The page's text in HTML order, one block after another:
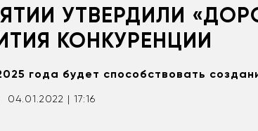
УТВЕРДИЛИ
КОНКУРЕНЦИИ
года будет способствовать
04.01.2022 | 17:16